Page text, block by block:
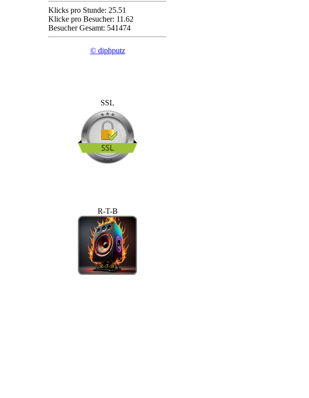
Klicks pro Stunde: 25.51
Klicke pro Besucher: 11.62
Besucher Gesamt: 541474
© diphputz
SSL
R-T-B